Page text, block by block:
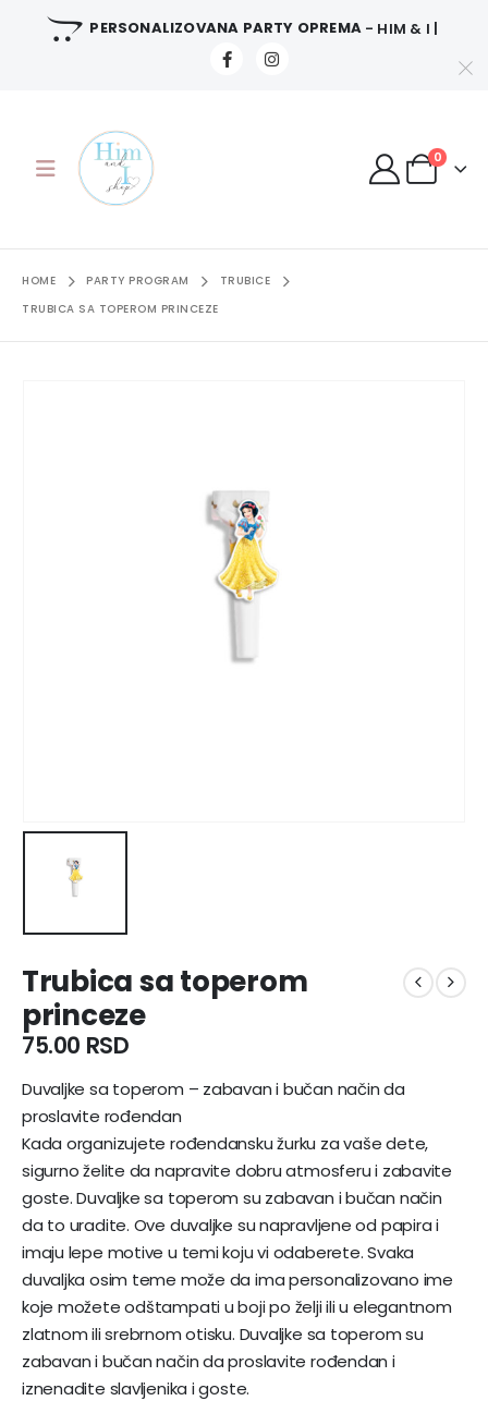
PERSONALIZOVANA PARTY OPREMA - HIM & I |
0
HOME PARTY PROGRAM
TRUBICE
TRUBICA SA TOPEROM PRINCEZE
Trubica sa toperom
princeze
75.00 RSD
Duvaljke sa toperom – zabavan i bučan način da
proslavite rođendan
Kada organizujete rođendansku žurku za vaše dete,
sigurno želite da napravite dobru atmosferu i zabavite
goste. Duvaljke sa toperom su zabavan i bučan način
da to uradite. Ove duvaljke su napravljene od papira i
imaju lepe motive u temi koju vi odaberete. Svaka
duvaljka osim teme može da ima personalizovano ime
koje možete odštampati u boji po želji ili u elegantnom
zlatnom ili srebrnom otisku. Duvaljke sa toperom su
zabavan i bučan način da proslavite rođendan i
iznenadite slavljenika i goste.